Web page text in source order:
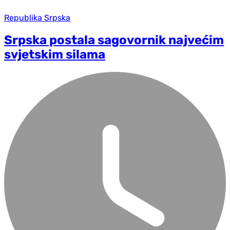
Republika Srpska
Srpska postala sagovornik najvećim
svjetskim silama